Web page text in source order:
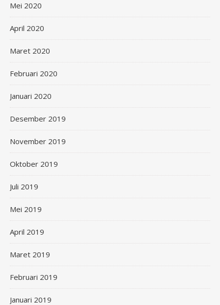
Mei 2020
April 2020
Maret 2020
Februari 2020
Januari 2020
Desember 2019
November 2019
Oktober 2019
Juli 2019
Mei 2019
April 2019
Maret 2019
Februari 2019
Januari 2019